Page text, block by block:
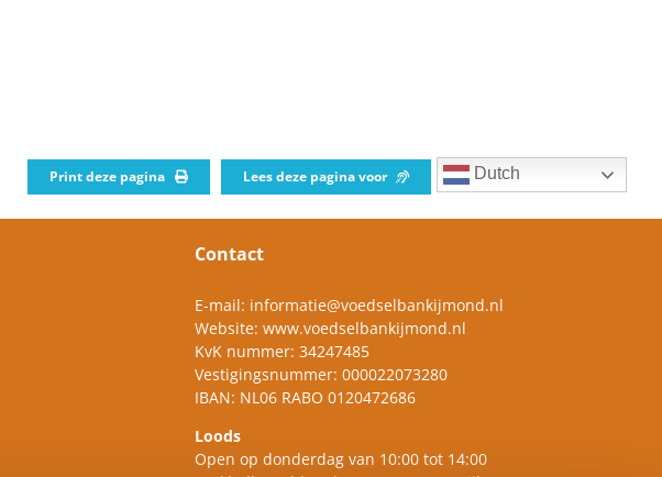
Print deze pagina Lees deze pagina voor Dutch
Contact
E-mail: informatie@voedselbankijmond.nl
Website:www.voedselbankijmond.nl
KvK nummer: 34247485
Vestigingsnummer: 000022073280
IBAN: NL06 RABO 0120472686
Loods
Open op donderdag van 10:00 tot 14:00